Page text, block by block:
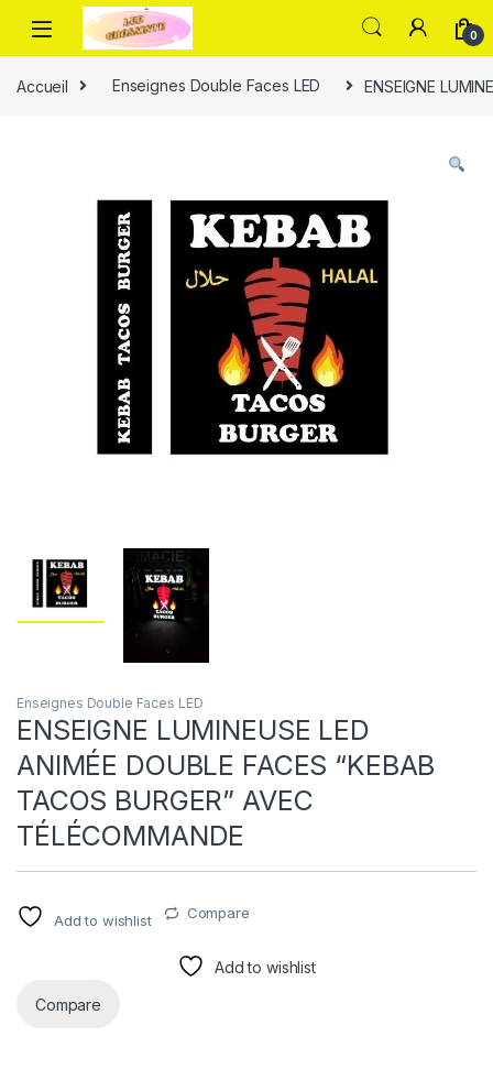
0
Accueil Enseignes Double Faces LED ENSEIGNE
Enseignes Double Faces LED
ENSEIGNE LUMINEUSE LED
ANIMÉE DOUBLE FACES “KEBAB
TACOS BURGER” AVEC
TÉLÉCOMMANDE
Add to wishlist Compare
Add to wishlist
Compare